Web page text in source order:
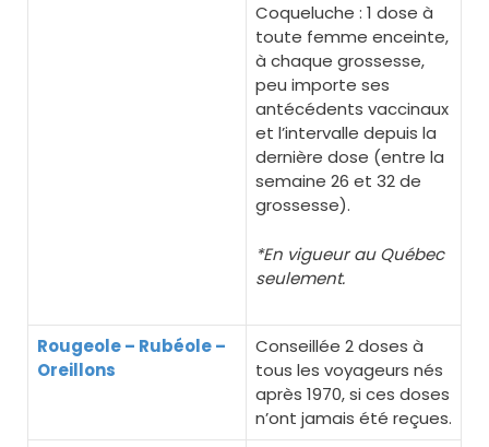
Coqueluche : 1 dose à
toute femme enceinte,
à chaque grossesse,
peu importe ses
antécédents vaccinaux
et l’intervalle depuis la
dernière dose (entre la
semaine 26 et 32 de
grossesse).
*En vigueur au Québec
seulement.
Rougeole – Rubéole –
Oreillons
Conseillée 2 doses à
tous les voyageurs nés
après 1970, si ces doses
n’ont jamais été reçues.